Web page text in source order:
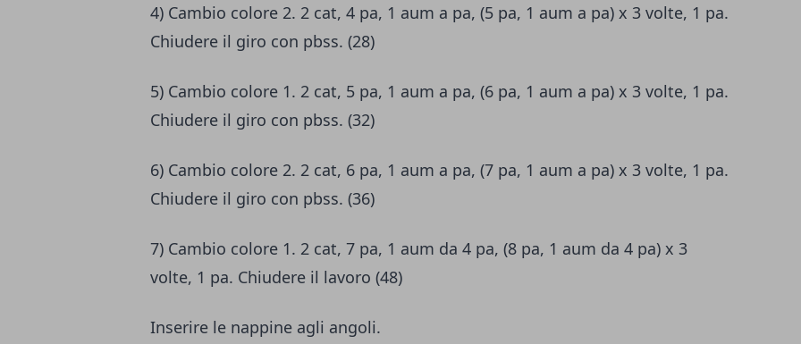
4) Cambio colore 2. 2 cat, 4 pa, 1 aum a pa, (5 pa, 1 aum a pa) x 3 volte, 1 pa.
Chiudere il giro con pbss. (28)
5) Cambio colore 1. 2 cat, 5 pa, 1 aum a pa, (6 pa, 1 aum a pa) x 3 volte, 1 pa.
Chiudere il giro con pbss. (32)
6) Cambio colore 2. 2 cat, 6 pa, 1 aum a pa, (7 pa, 1 aum a pa) x 3 volte, 1 pa.
Chiudere il giro con pbss. (36)
7) Cambio colore 1. 2 cat, 7 pa, 1 aum da 4 pa, (8 pa, 1 aum da 4 pa) x 3
volte, 1 pa. Chiudere il lavoro (48)
Inserire le nappine agli angoli.